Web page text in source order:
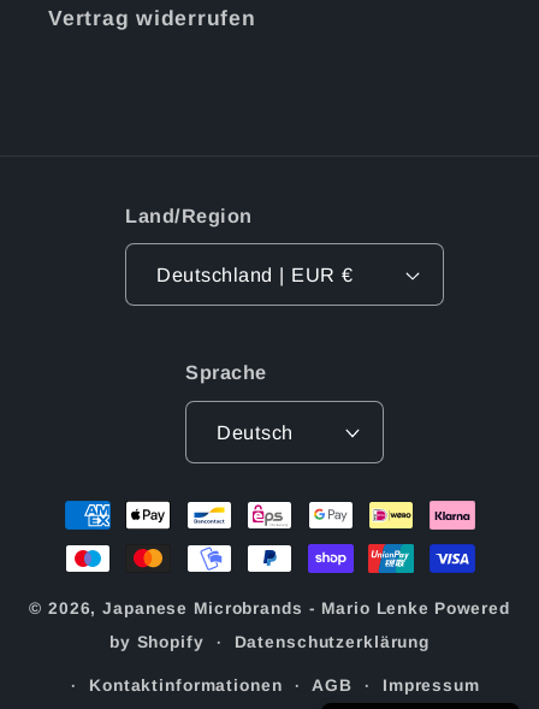
Vertrag widerrufen
Land/Region
Deutschland | EUR €
Sprache
Deutsch
Zahlungsmethoden
© 2026,Japanese Microbrands - Mario Lenke Powered
by Shopify
Datenschutzerklärung
Kontaktinformationen AGB Impressum